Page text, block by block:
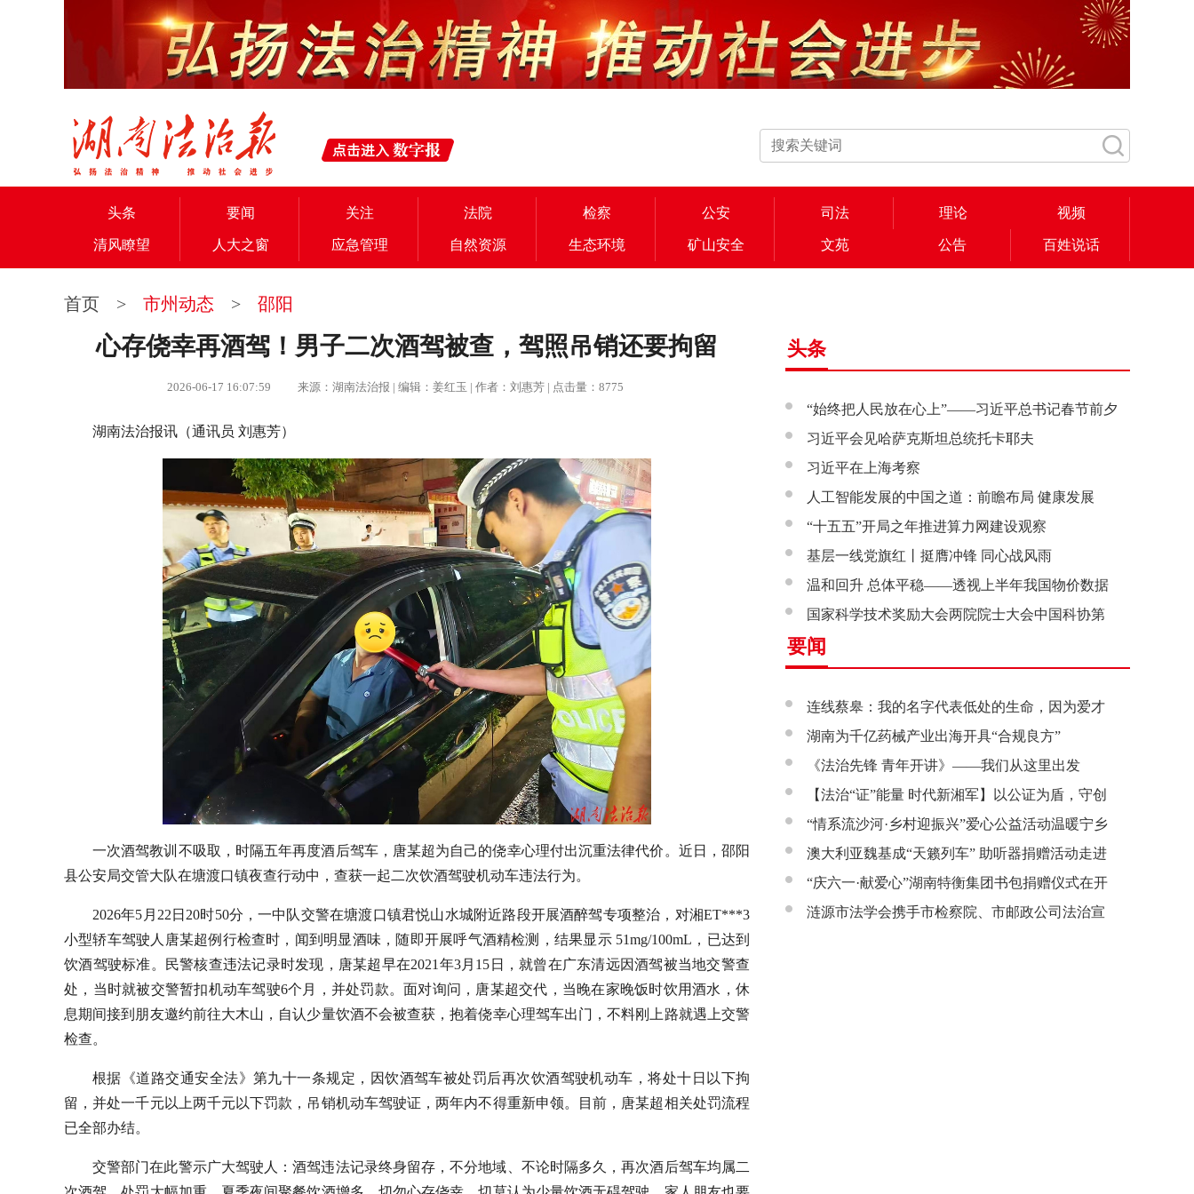
头条 要闻 关注 法院 检察 公安 司法 理论 视频
清风瞭望 人大之窗 应急管理 自然资源 生态环境 矿山安全 文苑 公告 百姓说话
首页 > 市州动态 > 邵阳
心存侥幸再酒驾！男子二次酒驾被查，驾照吊销还要拘留
2026-06-17 16:07:59 来源：湖南法治报 | 编辑：姜红玉 | 作者：刘惠芳 | 点击量：8775
湖南法治报讯（通讯员 刘惠芳）
一次酒驾教训不吸取，时隔五年再度酒后驾车，唐某超为自己的侥幸心理付出沉重法律代价。近日，邵阳
县公安局交管大队在塘渡口镇夜查行动中，查获一起二次饮酒驾驶机动车违法行为。
2026年5月22日20时50分，一中队交警在塘渡口镇君悦山水城附近路段开展酒醉驾专项整治，对湘ET***3
小型轿车驾驶人唐某超例行检查时，闻到明显酒味，随即开展呼气酒精检测，结果显示 51mg/100mL，已达到
饮酒驾驶标准。民警核查违法记录时发现，唐某超早在2021年3月15日，就曾在广东清远因酒驾被当地交警查
处，当时就被交警暂扣机动车驾驶6个月，并处罚款。面对询问，唐某超交代，当晚在家晚饭时饮用酒水，休
息期间接到朋友邀约前往大木山，自认少量饮酒不会被查获，抱着侥幸心理驾车出门，不料刚上路就遇上交警
检查。
根据《道路交通安全法》第九十一条规定，因饮酒驾车被处罚后再次饮酒驾驶机动车，将处十日以下拘
留，并处一千元以上两千元以下罚款，吊销机动车驾驶证，两年内不得重新申领。目前，唐某超相关处罚流程
已全部办结。
交警部门在此警示广大驾驶人：酒驾违法记录终身留存，不分地域、不论时隔多久，再次酒后驾车均属二
头条
“始终把人民放在心上”——习近平总书记春节前夕
赴辽宁看望慰问基层干部群众纪实
习近平会见哈萨克斯坦总统托卡耶夫
习近平在上海考察
人工智能发展的中国之道：前瞻布局 健康发展
“十五五”开局之年推进算力网建设观察
基层一线党旗红丨挺膺冲锋 同心战风雨
温和回升 总体平稳——透视上半年我国物价数据
国家科学技术奖励大会两院院士大会中国科协第
十一次全国代表大会在京召开
要闻
连线蔡皋：我的名字代表低处的生命，因为爱才
接近理想的高地
湖南为千亿药械产业出海开具“合规良方”
《法治先锋 青年开讲》——我们从这里出发
【法治“证”能量 时代新湘军】以公证为盾，守创
新之魂 湖南青年公证人为知识产权保护筑牢防线
“情系流沙河·乡村迎振兴”爱心公益活动温暖宁乡
市流沙河镇
澳大利亚魏基成“天籁列车” 助听器捐赠活动走进
开慧镇
“庆六一·献爱心”湖南特衡集团书包捐赠仪式在开
慧镇举行
涟源市法学会携手市检察院、市邮政公司法治宣